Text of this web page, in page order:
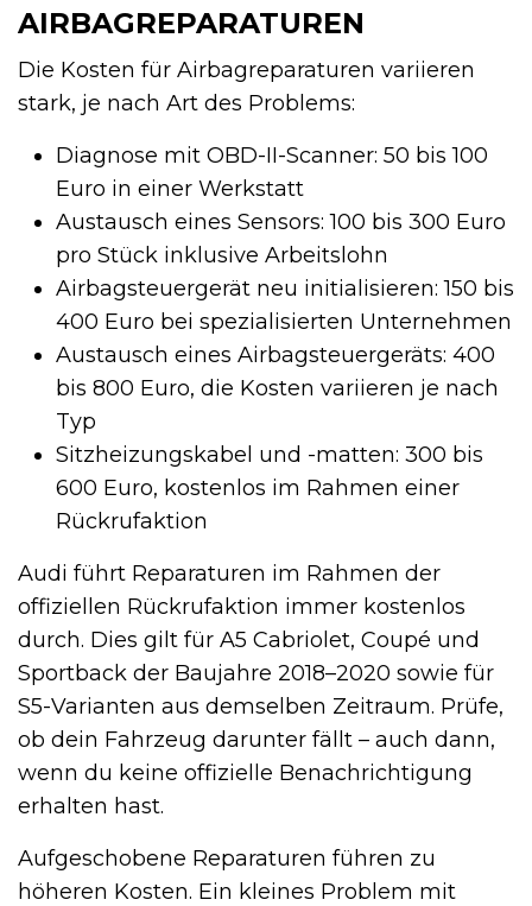
AIRBAGREPARATUREN
Die Kosten für Airbagreparaturen variieren
stark, je nach Art des Problems:
Diagnose mit OBD-II-Scanner: 50 bis 100
Euro in einer Werkstatt
Austausch eines Sensors: 100 bis 300 Euro
pro Stück inklusive Arbeitslohn
Airbagsteuergerät neu initialisieren: 150 bis
400 Euro bei spezialisierten Unternehmen
Austausch eines Airbagsteuergeräts: 400
bis 800 Euro, die Kosten variieren je nach
Typ
Sitzheizungskabel und -matten: 300 bis
600 Euro, kostenlos im Rahmen einer
Rückrufaktion
Audi führt Reparaturen im Rahmen der
offiziellen Rückrufaktion immer kostenlos
durch. Dies gilt für A5 Cabriolet, Coupé und
Sportback der Baujahre 2018–2020 sowie für
S5-Varianten aus demselben Zeitraum. Prüfe,
ob dein Fahrzeug darunter fällt – auch dann,
wenn du keine offizielle Benachrichtigung
erhalten hast.
Aufgeschobene Reparaturen führen zu
höheren Kosten. Ein kleines Problem mit